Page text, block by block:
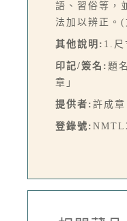
語、習俗等，
法加以辨正。
其他說明: 1.尺
印記/簽名: 題
章」
提供者: 許成章
登錄號: